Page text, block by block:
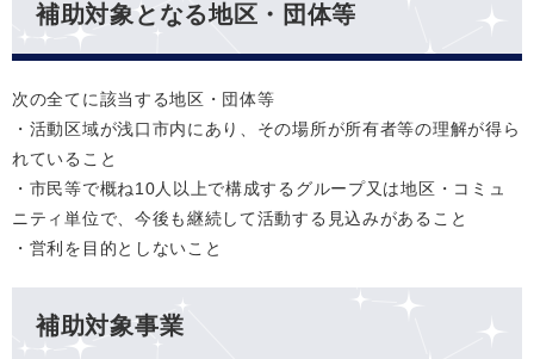
補助対象となる地区・団体等
次の全てに該当する地区・団体等
・活動区域が浅口市内にあり、その場所が所有者等の理解が得ら
れていること
・市民等で概ね10人以上で構成するグループ又は地区・コミュ
ニティ単位で、今後も継続して活動する見込みがあること
・営利を目的としないこと
補助対象事業